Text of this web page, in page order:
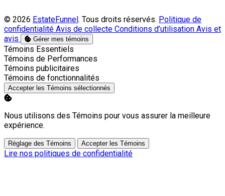
© 2026 EstateFunnel. Tous droits réservés. Politique de
confidentialité Avis de collecte Conditions d’utilisation Avis et
avis
Gérer mes témoins
Activer
Témoins Essentiels
Activer
Témoins de Performances
Activer
Témoins publicitaires
Activer
Témoins de fonctionnalités
Accepter les Témoins sélectionnés
Nous utilisons des Témoins pour vous assurer la meilleure
expérience.
Réglage des Témoins Accepter les Témoins
Lire nos politiques de confidentialité